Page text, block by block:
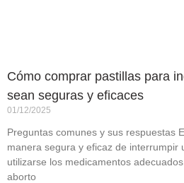
Cómo comprar pastillas para
sean seguras y eficaces
01/12/2025
Preguntas comunes y sus respuestas
manera segura y eficaz de interrumpir
utilizarse los medicamentos
aborto